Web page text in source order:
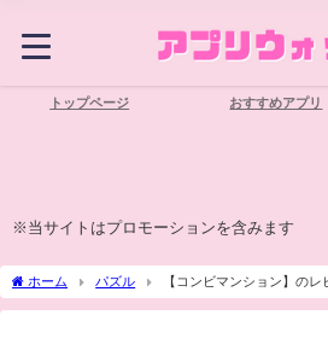
トップページ おすすめアプリ
※当サイトはプロモーションを含みます
ホーム パズル
【コンビマンション】の
点を詳しく紹介